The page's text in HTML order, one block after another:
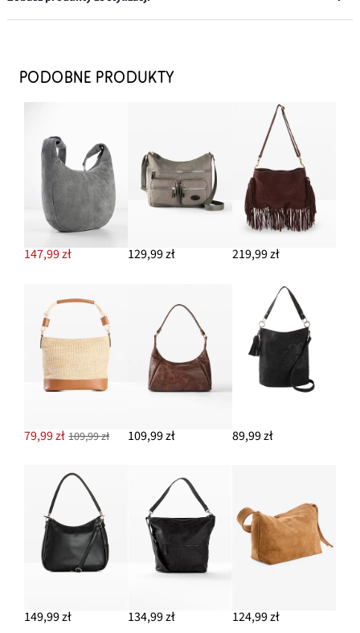
39,99 zł
99,99 zł
DODAJ DO KOSZYKA
Kamizelka z kapturem, oversized
112,99 zł
PODOBNE PRODUKTY
147,99 zł 129,99 zł 219,99 zł
79,99 zł 109,99 zł 109,99 zł 89,99 zł
149,99 zł 134,99 zł 124,99 zł